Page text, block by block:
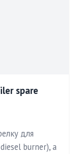
spare
для
burner), а